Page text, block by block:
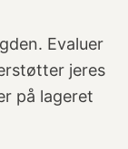
Evaluer
jeres
på lageret